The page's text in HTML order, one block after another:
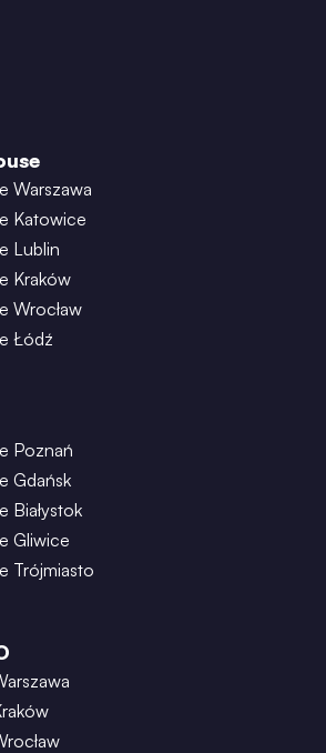
Warszawa
Katowice
Lublin
Kraków
Wrocław
Łódź
Poznań
Gdańsk
Białystok
Gliwice
Trójmiasto